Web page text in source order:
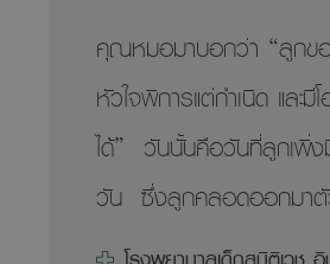
หลังจากที่ใส่บอลลูนมาได้
ขอมะนาวลดลงไป 9 กิโล
คุณหมอมาบอกว่า “ลูกข
หัวใจพิการแต่กำเนิด และมี
ได้” วันนั้นคือวันที่ลูกเพิ่ง
วัน ซึ่งลูกคลอดออกมา
พญ. รวงผึ้ง ตั้งผลไกวั